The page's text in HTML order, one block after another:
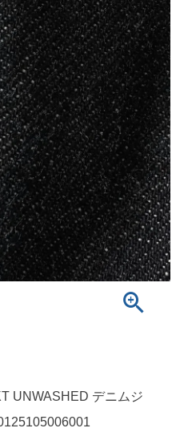
UNWASHED デニムジ